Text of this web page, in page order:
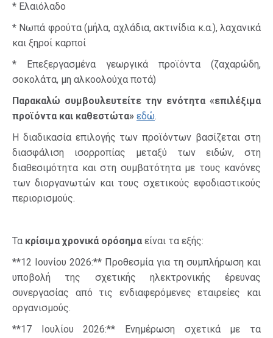
* Ελαιόλαδο
* Νωπά φρούτα (μήλα, αχλάδια, ακτινίδια κ.α.), λαχανικά
και ξηροί καρποί
* Επεξεργασμένα γεωργικά προϊόντα (ζαχαρώδη,
σοκολάτα, μη αλκοολούχα ποτά)
Παρακαλώ συμβουλευτείτε την ενότητα «επιλέξιμα
προϊόντα και καθεστώτα» εδώ.
Η διαδικασία επιλογής των προϊόντων βασίζεται στη
διασφάλιση ισορροπίας μεταξύ των ειδών, στη
διαθεσιμότητα και στη συμβατότητα με τους κανόνες
των διοργανωτών και τους σχετικούς εφοδιαστικούς
περιορισμούς.
Τα κρίσιμα χρονικά ορόσημα είναι τα εξής:
**12 Ιουνίου 2026:** Προθεσμία για τη συμπλήρωση και
υποβολή της σχετικής ηλεκτρονικής έρευνας
συνεργασίας από τις ενδιαφερόμενες εταιρείες και
οργανισμούς.
**17 Ιουλίου 2026:** Ενημέρωση σχετικά με τα